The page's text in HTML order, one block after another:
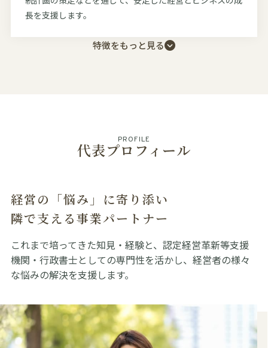
長を支援します。
特徴をもっと見る
PROFILE
代表プロフィール
経営の「悩み」に寄り添い
隣で支える事業パートナー
これまで培ってきた知見・経験と、認定経営革新等支援
機関・行政書士としての専門性を活かし、経営者の様々
な悩みの解決を支援します。